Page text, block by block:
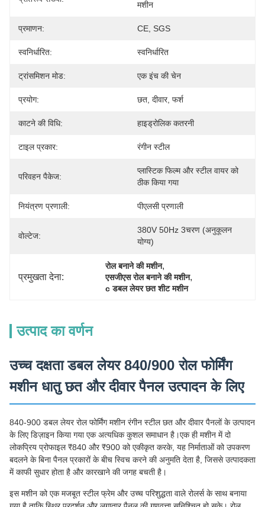
मशीन
प्रमाणन: CE, SGS
स्वनिर्धारित: स्वनिर्धारित
ट्रांसमिशन मोड: एक इंच की चेन
प्रयोग: छत, दीवार, फर्श
काटने की विधि: हाइड्रोलिक कतरनी
टाइल प्रकार: रंगीन स्टील
परिवहन पैकेज:
प्लास्टिक फिल्म और स्टील वायर को
ठीक किया गया
नियंत्रण प्रणाली: पीएलसी प्रणाली
वोल्टेज:
380V 50Hz 3चरण (अनुकूलन
योग्य)
प्रमुखता देना:
रोल बनाने की मशीन,
एसजीएस रोल बनाने की मशीन,
c डबल लेयर छत शीट मशीन
उत्पाद का वर्णन
उच्च दक्षता डबल लेयर 840/900 रोल फोर्मिंग
मशीन धातु छत और दीवार पैनल उत्पादन के लिए
840-900 डबल लेयर रोल फोर्मिंग मशीन रंगीन स्टील छत और दीवार पैनलों के उत्पादन
के लिए डिज़ाइन किया गया एक अत्यधिक कुशल समाधान है।एक ही मशीन में दो
लोकप्रिय प्रोफाइल ₹840 और ₹900 को एकीकृत करके, यह निर्माताओं को उपकरण
बदलने के बिना पैनल प्रकारों के बीच स्विच करने की अनुमति देता है, जिससे उत्पादकता
में काफी सुधार होता है और कारखाने की जगह बचती है।
इस मशीन को एक मजबूत स्टील फ्रेम और उच्च परिशुद्धता वाले रोलर्स के साथ बनाया